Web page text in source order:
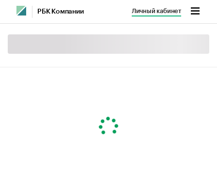
РБК Компании Личный кабинет